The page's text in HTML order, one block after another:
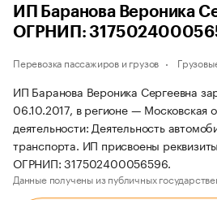
ИП Баранова Вероника
ОГРНИП:
Перевозка пассажиров и грузов
ИП Баранова Вероника Сергеевна
06.10.2017, в регионе — Московская
деятельности: Деятельность
транспорта. ИП присвоены
ОГРНИП: 317502400056596.
Данные получены из публичных